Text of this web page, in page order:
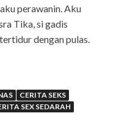
perawanin. Aku
Tika, si gadis
dengan pulas.
CERITA SEKS
SEX SEDARAH